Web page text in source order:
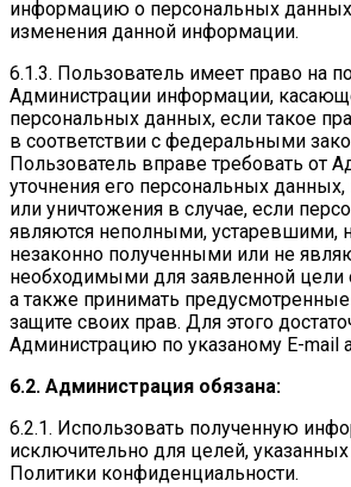
информацию о персональных данных
изменения данной информации.
6.1.3. Пользователь имеет право на
Администрации информации,
персональных данных, если такое
в соответствии с федеральными
Пользователь вправе требовать от
уточнения его персональных
или уничтожения в случае, если
являются неполными, устаревшими,
незаконно полученными или не
необходимыми для заявленной цели
а также принимать
защите своих прав. Для этого
Администрацию по указаному E-mail
6.2. Администрация обязана:
6.2.1. Использовать полученную
исключительно для целей,
Политики конфиденциальности.